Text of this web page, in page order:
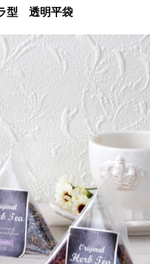
型 透明平袋